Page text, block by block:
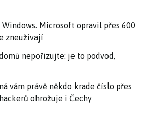
Microsoft opravil přes 600
zneužívají
nepořizujte: je to podvod,
vám právě někdo krade číslo přes
ohrožuje i Čechy